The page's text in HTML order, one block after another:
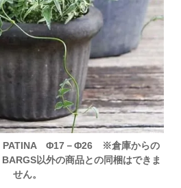
PATINA Φ17－Φ26 ※倉庫からの
以外の商品との同梱はできま
せん。